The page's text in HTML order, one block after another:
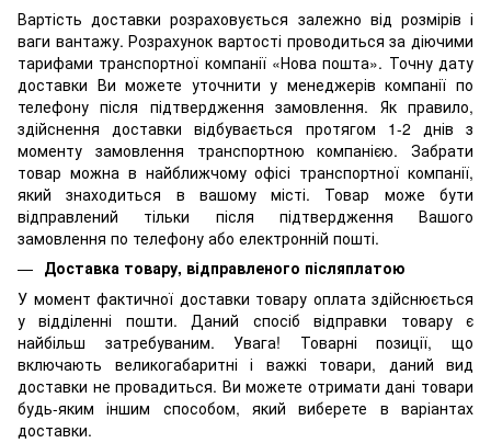
Вартість доставки розраховується залежно від розмірів і
ваги вантажу. Розрахунок вартості проводиться за діючими
тарифами транспортної компанії «Нова пошта». Точну дату
доставки Ви можете уточнити у менеджерів компанії по
телефону після підтвердження замовлення. Як правило,
здійснення доставки відбувається протягом 1-2 днів з
моменту замовлення транспортною компанією. Забрати
товар можна в найближчому офісі транспортної компанії,
який знаходиться в вашому місті. Товар може бути
відправлений тільки після підтвердження Вашого
замовлення по телефону або електронній пошті.
Доставка товару, відправленого післяплатою
У момент фактичної доставки товару оплата здійснюється
у відділенні пошти. Даний спосіб відправки товару є
найбільш затребуваним. Увага! Товарні позиції, що
включають великогабаритні і важкі товари, даний вид
доставки не провадиться. Ви можете отримати дані товари
будь-яким іншим способом, який виберете в варіантах
доставки.